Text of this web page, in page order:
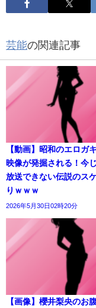
芸能の関連記事
【動画】昭和のエロガ
映像が発掘される！今
放送できない伝説のス
りｗｗｗ
2026年5月30日02時20分
【画像】櫻井梨央のお